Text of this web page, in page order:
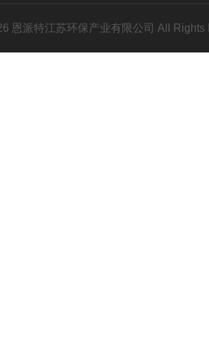
恩派特江苏环保产业有限公司 All